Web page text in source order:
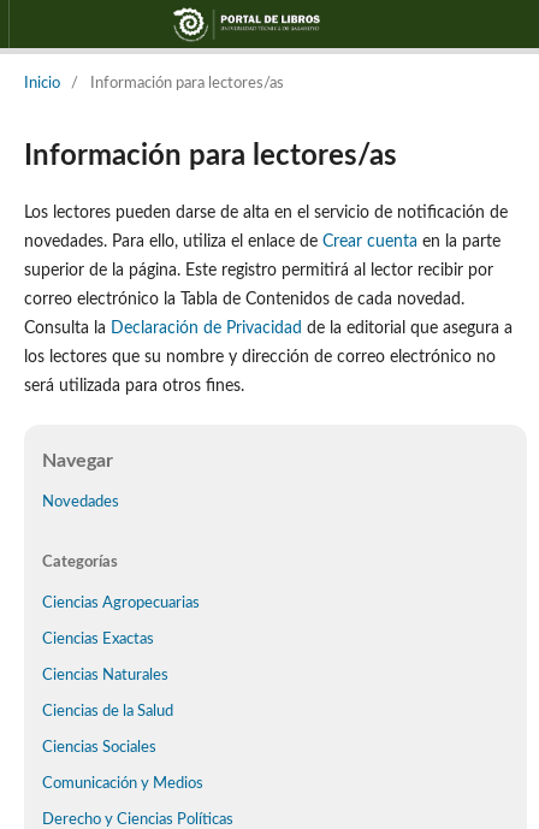
Inicio / Información para lectores/as
Información para lectores/as
Los lectores pueden darse de alta en el servicio de notificación de
novedades. Para ello, utiliza el enlace de Crear cuenta en la parte
superior de la página. Este registro permitirá al lector recibir por
correo electrónico la Tabla de Contenidos de cada novedad.
Consulta la Declaración de Privacidad de la editorial que asegura a
los lectores que su nombre y dirección de correo electrónico no
será utilizada para otros fines.
Navegar
Novedades
Categorías
Ciencias Agropecuarias
Ciencias Exactas
Ciencias Naturales
Ciencias de la Salud
Ciencias Sociales
Comunicación y Medios
Derecho y Ciencias Políticas